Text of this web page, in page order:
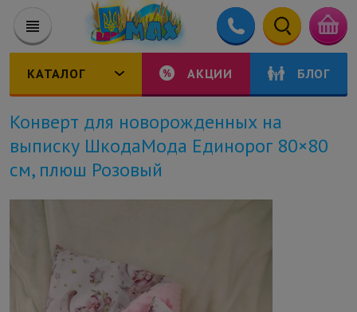
КАТАЛОГ АКЦИИ БЛОГ
Конверт для новорожденных на
выписку ШкодаМода Единорог 80×80
см, плюш Розовый